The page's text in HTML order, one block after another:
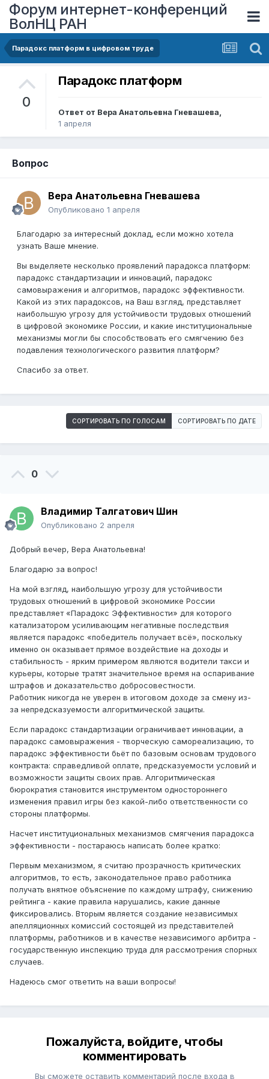
Форум интернет-конференций
ВолНЦ РАН
Парадокс платформ в цифровом труде
0
Парадокс платформ
Ответ от Вера Анатольевна Гневашева,
1 апреля
Вопрос
Вера Анатольевна Гневашева
Опубликовано 1 апреля
Благодарю за интересный доклад, если можно хотела
узнать Ваше мнение.
Вы выделяете несколько проявлений парадокса платформ:
парадокс стандартизации и инноваций, парадокс
самовыражения и алгоритмов, парадокс эффективности.
Какой из этих парадоксов, на Ваш взгляд, представляет
наибольшую угрозу для устойчивости трудовых отношений
в цифровой экономике России, и какие институциональные
механизмы могли бы способствовать его смягчению без
подавления технологического развития платформ?
Спасибо за ответ.
СОРТИРОВАТЬ ПО ГОЛОСАМ СОРТИРОВАТЬ ПО ДАТЕ
0
Владимир Талгатович Шин
Опубликовано 2 апреля
Добрый вечер, Вера Анатольевна!
Благодарю за вопрос!
На мой взгляд, наибольшую угрозу для устойчивости
трудовых отношений в цифровой экономике России
представляет «Парадокс Эффективности» для которого
катализатором усиливающим негативные последствия
является парадокс «победитель получает всё», поскольку
именно он оказывает прямое воздействие на доходы и
стабильность - ярким примером являются водители такси и
курьеры, которые тратят значительное время на оспаривание
штрафов и доказательство добросовестности.
Работник никогда не уверен в итоговом доходе за смену из-
за непредсказуемости алгоритмической защиты.
Если парадокс стандартизации ограничивает инновации, а
парадокс самовыражения - творческую самореализацию, то
парадокс эффективности бьёт по базовым основам трудового
контракта: справедливой оплате, предсказуемости условий и
возможности защиты своих прав. Алгоритмическая
бюрократия становится инструментом одностороннего
изменения правил игры без какой-либо ответственности со
стороны платформы.
Насчет институциональных механизмов смягчения парадокса
эффективности - постараюсь написать более кратко:
Первым механизмом, я считаю прозрачность критических
алгоритмов, то есть, законодательное право работника
получать внятное объяснение по каждому штрафу, снижению
рейтинга - какие правила нарушались, какие данные
фиксировались. Вторым является создание независимых
апелляционных комиссий состоящей из представителей
платформы, работников и в качестве независимого арбитра -
государственную инспекцию труда для рассмотрения спорных
случаев.
Надеюсь смог ответить на ваши вопросы!
Пожалуйста, войдите, чтобы
комментировать
Вы сможете оставить комментарий после входа в